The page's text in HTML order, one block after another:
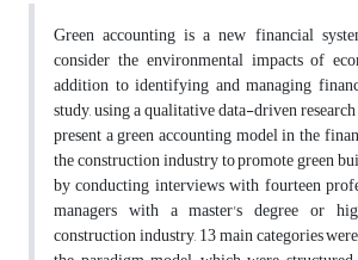
Green accounting is a new financial
consider the environmental impacts of
addition to identifying and managing
study, using a qualitative data-driven
present a green accounting model in the
the construction industry to promote green
by conducting interviews with fourteen
managers with a master's degree or
construction industry, 13 main categories